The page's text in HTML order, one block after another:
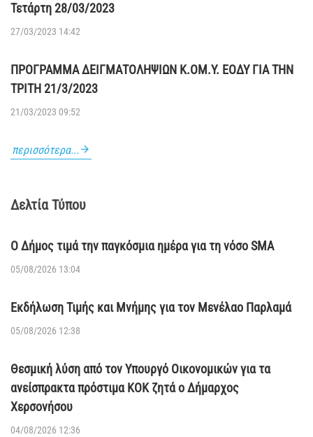
Τετάρτη 28/03/2023
27/03/2023 14:42
ΠΡΟΓΡΑΜΜΑ ΔΕΙΓΜΑΤΟΛΗΨΙΩΝ Κ.ΟΜ.Υ. ΕΟΔΥ ΓΙΑ ΤΗΝ
ΤΡΙΤΗ 21/3/2023
21/03/2023 09:52
περισσότερα...
Δελτία Τύπου
Ο Δήμος τιμά την παγκόσμια ημέρα για τη νόσο SMA
05/08/2026 13:04
Εκδήλωση Τιμής και Μνήμης για τον Μενέλαο Παρλαμά
05/08/2026 12:38
Θεσμική λύση από τον Υπουργό Οικονομικών για τα
ανείσπρακτα πρόστιμα ΚΟΚ ζητά ο Δήμαρχος
Χερσονήσου
04/08/2026 12:36